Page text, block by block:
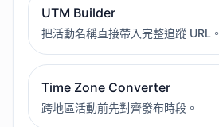
UTM Builder
把活動名稱直接帶入完整追蹤 URL。
Time Zone Converter
跨地區活動前先對齊發布時段。